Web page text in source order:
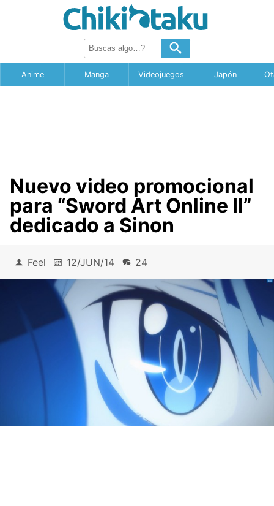
Anime Manga Videojuegos Japón
Nuevo video promocional
para “Sword Art Online II”
dedicado a Sinon
Feel 12/JUN/14 24